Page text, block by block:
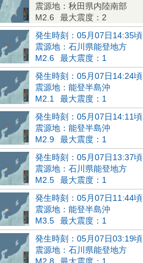
震源地：秋田県内陸南部
M2.6
最大震度：2
発生時刻：05月07日14:35頃
震源地：石川県能登地方
M2.6
最大震度：1
発生時刻：05月07日14:24頃
震源地：能登半島沖
M2.1
最大震度：1
発生時刻：05月07日14:11頃
震源地：能登半島沖
M2.9
最大震度：1
発生時刻：05月07日13:37頃
震源地：石川県能登地方
M2.5
最大震度：1
発生時刻：05月07日11:44頃
震源地：能登半島沖
M3.5
最大震度：1
発生時刻：05月07日03:19頃
震源地：石川県能登地方
M2.8
最大震度：1